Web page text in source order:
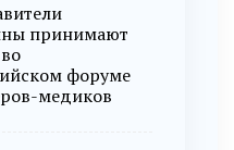
принимают
форуме
медиков